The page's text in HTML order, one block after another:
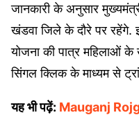
जानकारी के अनुसार
खंडवा जिले के दौरे पर रहेंगे.
योजना की पात्र महिलाओं
सिंगल क्लिक के माध्यम से
यह भी पढ़ें: Mauganj